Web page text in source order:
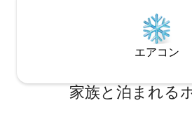
エアコン
家族と泊まれる